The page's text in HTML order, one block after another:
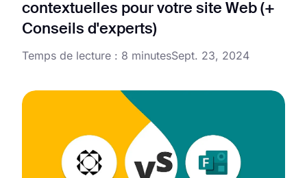
contextuelles pour votre site Web (+
Conseils d'experts)
Temps de lecture : 8 minutesSept. 23, 2024